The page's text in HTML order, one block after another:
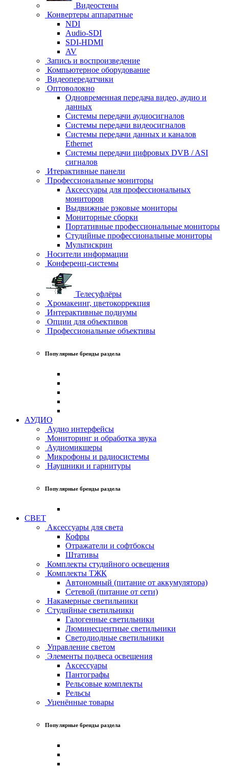
Видеостены
Конвертеры аппаратные
NDI
Audio-SDI
SDI-HDMI
AV
Запись и воспроизведение
Компьютерное оборудование
Видеопередатчики
Оптоволокно
Одновременная передача видео, аудио и
данных
Системы передачи аудиосигналов
Системы передачи видеосигналов
Системы передачи данных и каналов
Ethernet
Системы передачи цифровых DVB / ASI
сигналов
Итерактивные панели
Профессиональные мониторы
Аксессуары для профессиональных
мониторов
Выдвижные рэковые мониторы
Мониторные сборки
Портативные профессиональные мониторы
Студийные профессиональные мониторы
Мультискрин
Носители информации
Конференц-системы
Телесуфлёры
Хромакеинг, цветокоррекция
Интерактивные подиумы
Опции для объективов
Профессиональные объективы
Популярные бренды раздела
АУДИО
Аудио интерфейсы
Мониторинг и обработка звука
Аудиомикшеры
Микрофоны и радиосистемы
Наушники и гарнитуры
Популярные бренды раздела
СВЕТ
Аксессуары для света
Кофры
Отражатели и софтбоксы
Штативы
Комплекты студийного освещения
Комплекты ТЖК
Автономный (питание от аккумулятора)
Сетевой (питание от сети)
Накамерные светильники
Студийные светильники
Галогенные светильники
Люминесцентные светильники
Светодиодные светильники
Управление светом
Элементы подвеса освещения
Аксессуары
Пантографы
Рельсовые комплекты
Рельсы
Уценённые товары
Популярные бренды раздела